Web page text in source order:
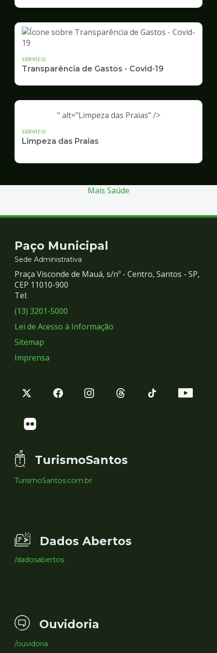
Infraestrutura
Serviços
Públicos
SERVICO
Transparência de Gastos - Covid-19
" alt="Limpeza das Praias" />
SERVICO
Limpeza das Praias
Mais Saúde
Contato
e
Redes
Sociais
Paço Municipal
Sede Administrativa
Praça Visconde de Mauá, s/nº - Centro, Santos - SP,
CEP 11010-900
Tel:
(13) 3201-5000
Lei de Acesso à Informação
Sitemap
Imprensa
TurismoSantos
TurismoSantos.com.br
Dados Abertos
/dadosabertos
Ouvidoria
/ouvidoria